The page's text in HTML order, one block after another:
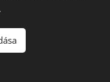
| 7624 Pécs, Alajos u.